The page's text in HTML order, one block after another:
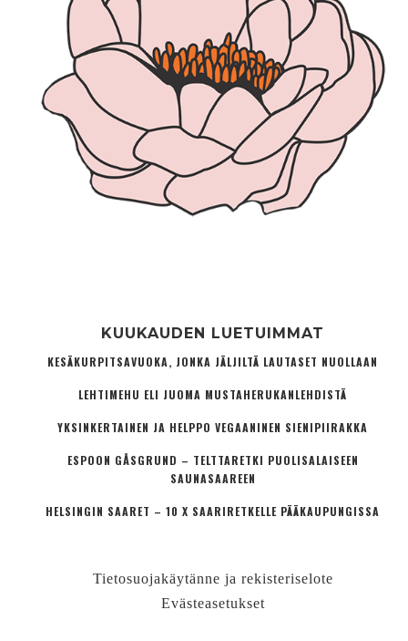
KUUKAUDEN LUETUIMMAT
KESÄKURPITSAVUOKA, JONKA JÄLJILTÄ LAUTASET NUOLLAAN
LEHTIMEHU ELI JUOMA MUSTAHERUKANLEHDISTÄ
YKSINKERTAINEN JA HELPPO VEGAANINEN SIENIPIIRAKKA
ESPOON GÅSGRUND – TELTTARETKI PUOLISALAISEEN
SAUNASAAREEN
HELSINGIN SAARET – 10 X SAARIRETKELLE PÄÄKAUPUNGISSA
Tietosuojakäytänne ja rekisteriselote
Evästeasetukset